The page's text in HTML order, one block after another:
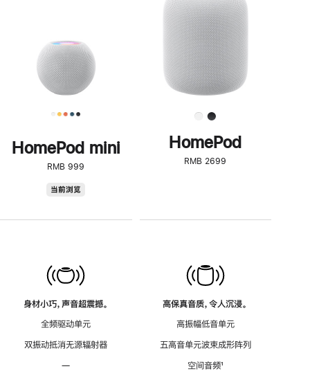
HomePod mini
RMB 999
当前浏览
身材小巧，声音超震撼。
全频驱动单元
双振动抵消无源辐射器
—
了
解
HomePod<
HomePod
RMB 2699
高保真音质，令人沉浸。
高振幅低音单元
五高音单元波束成形阵列
空间音频脚
¹